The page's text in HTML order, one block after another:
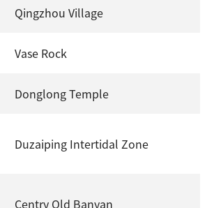
Qingzhou Village
Vase Rock
Donglong Temple
Duzaiping Intertidal Zone
Centry Old Banyan